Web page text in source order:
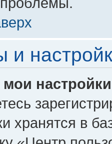
и
мои
хранятся в